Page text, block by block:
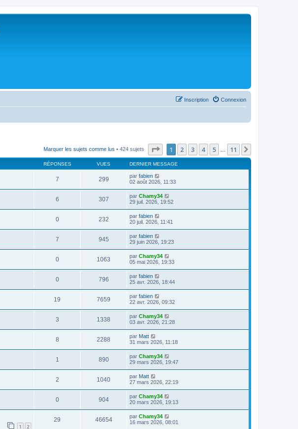
Connexion
Inscription
Marquer les sujets comme lus • 424 sujets Page sur11
1 2 3 4 5 11
RÉPONSES VUES DERNIER MESSAGE
7 299 par fabien
02 août 2026, 11:33
6 307 par Chamy34
29 juil. 2026, 19:52
0 232 par fabien
20 juil. 2026, 11:41
7 945 par fabien
29 juin 2026, 19:23
0 1063 par Chamy34
05 mai 2026, 19:33
0 796 par fabien
25 avr. 2026, 18:44
19 7659 par fabien
22 avr. 2026, 09:32
3 1338 par Chamy34
03 avr. 2026, 21:28
8 2288 par Matt
31 mars 2026, 11:18
1 890 par Chamy34
29 mars 2026, 19:47
2 1040 par Matt
27 mars 2026, 22:19
0 904 par Chamy34
20 mars 2026, 19:13
1 2
29 46654 par Chamy34
16 mars 2026, 08:01